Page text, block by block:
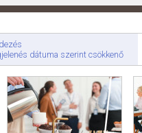
dátuma szerint csökkenő